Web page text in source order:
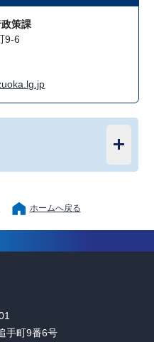
策課
9-6
ホームへ戻る
手町9番6号